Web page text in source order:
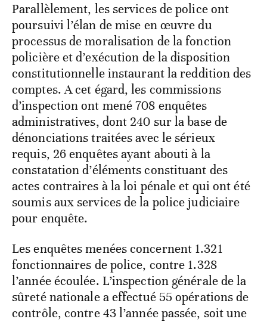
Parallèlement, les services de police ont
poursuivi l’élan de mise en œuvre du
processus de moralisation de la fonction
policière et d’exécution de la disposition
constitutionnelle instaurant la reddition des
comptes. A cet égard, les commissions
d’inspection ont mené 708 enquêtes
administratives, dont 240 sur la base de
dénonciations traitées avec le sérieux
requis, 26 enquêtes ayant abouti à la
constatation d’éléments constituant des
actes contraires à la loi pénale et qui ont été
soumis aux services de la police judiciaire
pour enquête.
Les enquêtes menées concernent 1.321
fonctionnaires de police, contre 1.328
l’année écoulée. L’inspection générale de la
sûreté nationale a effectué 55 opérations de
contrôle, contre 43 l’année passée, soit une